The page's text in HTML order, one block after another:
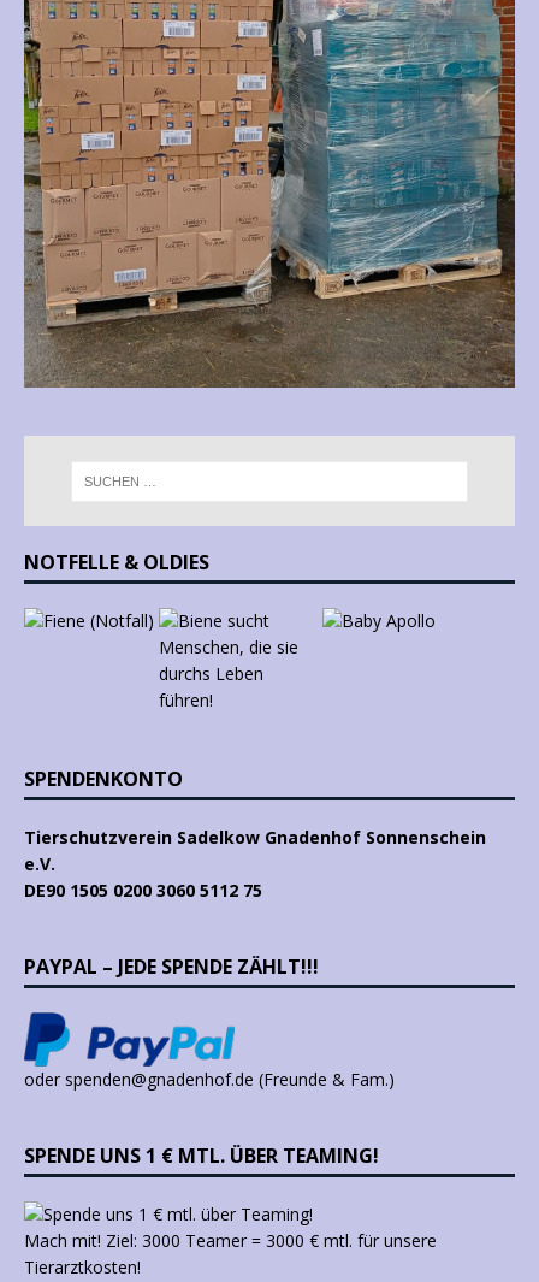
NOTFELLE & OLDIES
SPENDENKONTO
Tierschutzverein Sadelkow Gnadenhof Sonnenschein
e.V.
DE90 1505 0200 3060 5112 75
PAYPAL – JEDE SPENDE ZÄHLT!!!
oder spenden@gnadenhof.de (Freunde & Fam.)
SPENDE UNS 1 € MTL. ÜBER TEAMING!
Mach mit! Ziel: 3000 Teamer = 3000 € mtl. für unsere
Tierarztkosten!